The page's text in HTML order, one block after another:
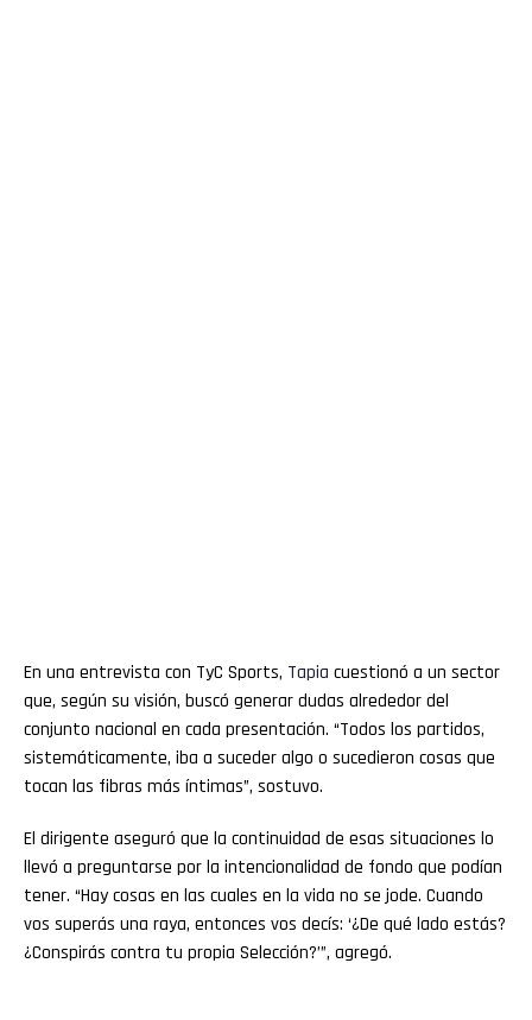
En una entrevista con TyC Sports, Tapia cuestionó a un sector
que, según su visión, buscó generar dudas alrededor del
conjunto nacional en cada presentación. “Todos los partidos,
sistemáticamente, iba a suceder algo o sucedieron cosas que
tocan las fibras más íntimas”, sostuvo.
El dirigente aseguró que la continuidad de esas situaciones lo
llevó a preguntarse por la intencionalidad de fondo que podían
tener. “Hay cosas en las cuales en la vida no se jode. Cuando
vos superás una raya, entonces vos decís: ‘¿De qué lado estás?
¿Conspirás contra tu propia Selección?’”, agregó.